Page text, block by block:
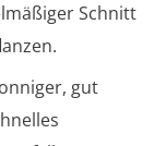
Schnitt
gut